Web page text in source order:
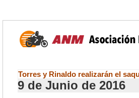
Torres y Rinaldo realizarán el
9 de Junio de 2016